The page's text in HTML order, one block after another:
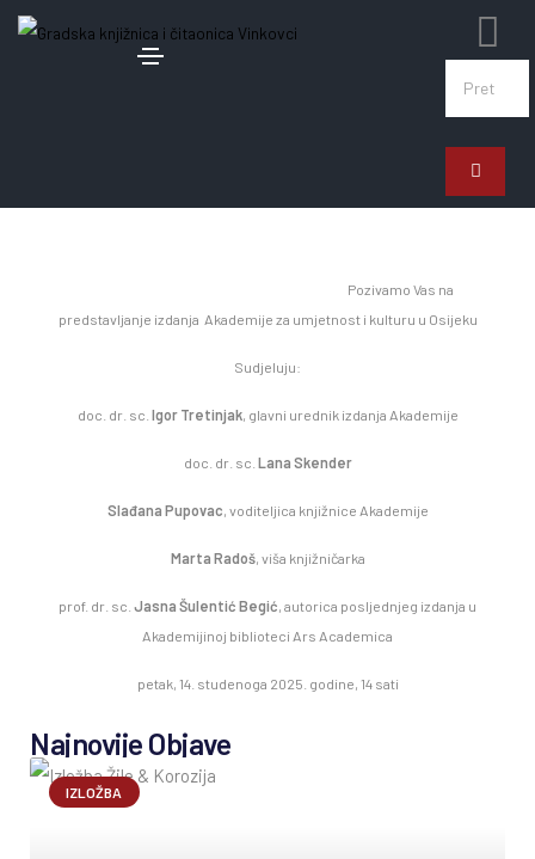
Predstavljanje izdanja Akademije za
Pozivamo Vas na
predstavljanje izdanja Akademije za umjetnost i kulturu u Osijeku
Sudjeluju:
doc. dr. sc. Igor Tretinjak, glavni urednik izdanja Akademije
doc. dr. sc. Lana Skender
Slađana Pupovac, voditeljica knjižnice Akademije
Marta Radoš, viša knjižničarka
prof. dr. sc. Jasna Šulentić Begić, autorica posljednjeg izdanja u
Akademijinoj biblioteci Ars Academica
petak, 14. studenoga 2025. godine, 14 sati
Najnovije Objave
IZLOŽBA